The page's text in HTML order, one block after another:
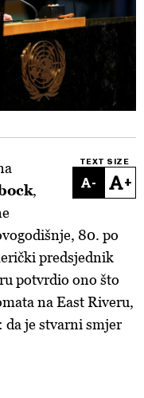
TEXT SIZE
- +
,
80. po
predsjednik
potvrdio ono što
na East Riveru,
da je stvarni smjer